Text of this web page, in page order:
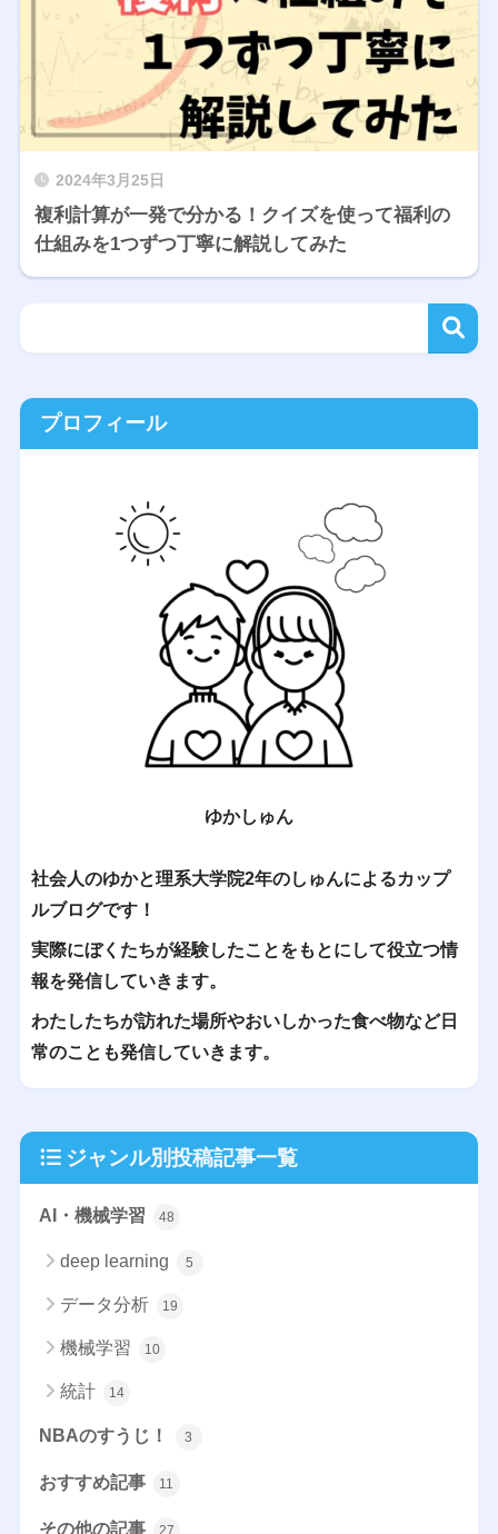
2024年3月25日
複利計算が一発で分かる！クイズを使って福利の
仕組みを1つずつ丁寧に解説してみた
プロフィール
ゆかしゅん
社会人のゆかと理系大学院2年のしゅんによるカップ
ルブログです！
実際にぼくたちが経験したことをもとにして役立つ情
報を発信していきます。
わたしたちが訪れた場所やおいしかった食べ物など日
常のことも発信していきます。
ジャンル別投稿記事一覧
AI・機械学習 48
deep learning 5
データ分析 19
機械学習 10
統計 14
NBAのすうじ！ 3
おすすめ記事 11
その他の記事 27